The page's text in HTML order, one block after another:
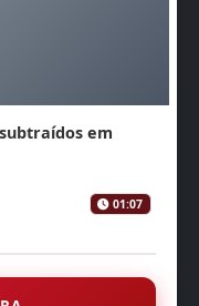
em
01:07